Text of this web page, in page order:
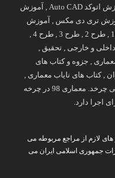
چون آموزش معماری ( آموزش Revit , آموزش اتوکد Auto CAD , آموزش
تری دی مکس , آموزش
داخلی و خارجی , تحقیق ,
, جزوه و کتاب های
, کتاب های نایاب معماری ,
بهترین کتاب های معماری و عمران ) و .... می چرخد. معماری 98 در چرخه
اجرا دارد.
لازم از مراجع مربوطه می
جمهوری اسلامی ایران می